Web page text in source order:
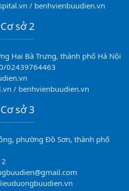
/ benhvienbuudien.vn
Cơ sở 2
Hai Bà Trưng, thành phố Hà Nội
02439764463
/ benhvienbuudien.vn
Cơ sở 3
phường Đồ Sơn, thành phố